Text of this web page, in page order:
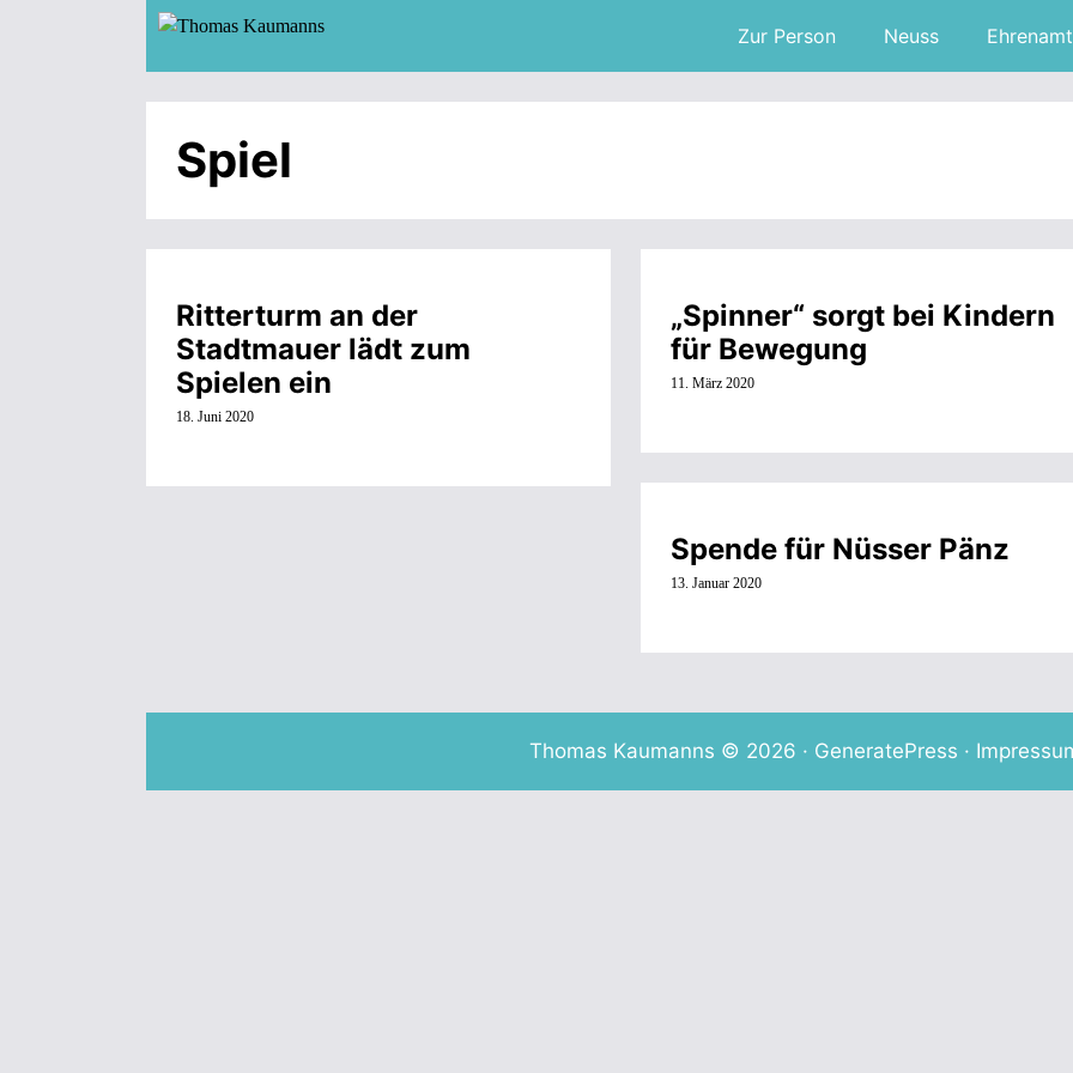
Zur Person Neuss Ehrenamt
Spiel
Ritterturm an der
Stadtmauer lädt zum
Spielen ein
18. Juni 2020
„Spinner“ sorgt bei Kindern
für Bewegung
11. März 2020
Spende für Nüsser Pänz
13. Januar 2020
Thomas Kaumanns © 2026 · GeneratePress ·